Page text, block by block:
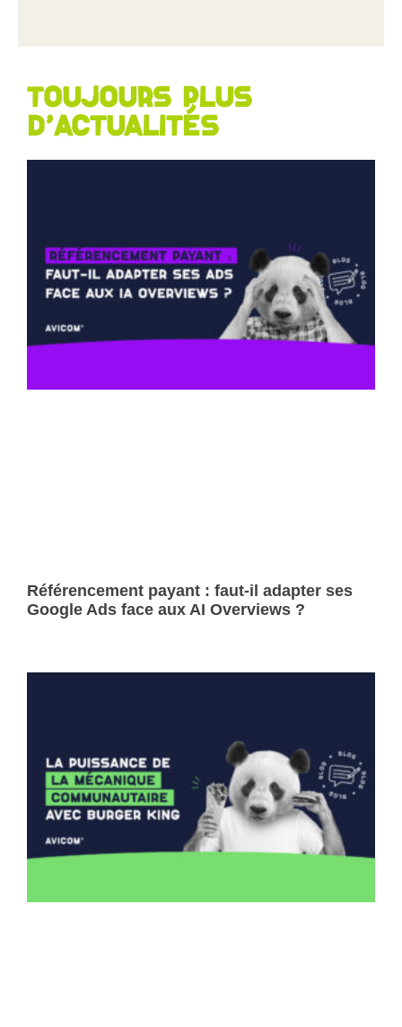
Toujours plus
d'actualités
Référencement payant : faut-il adapter ses
Google Ads face aux AI Overviews ?